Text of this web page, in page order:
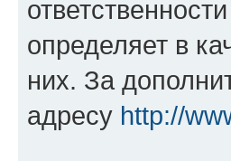
определяет в
них. За
адресу http://